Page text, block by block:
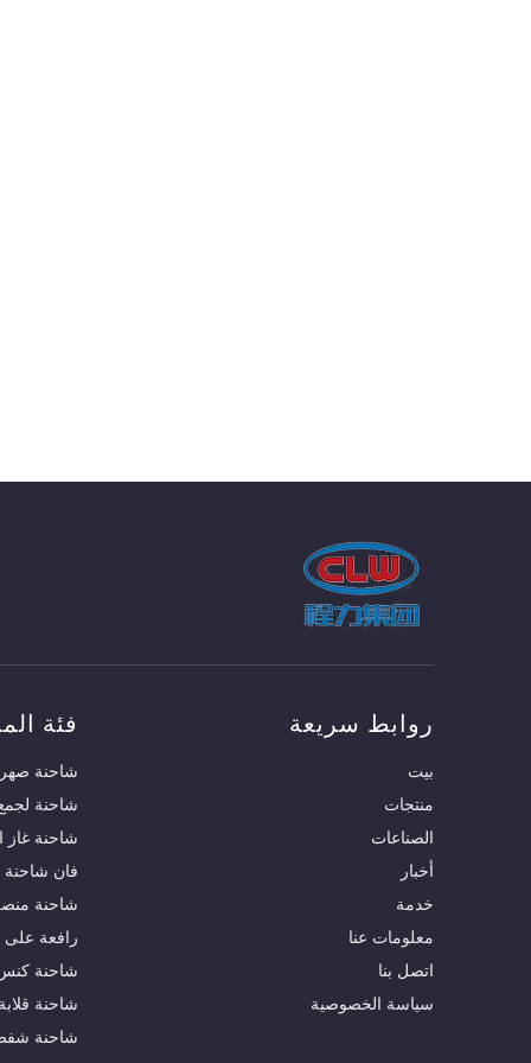
روابط سريعة
بيت
منتجات
الصناعات
أخبار
خدمة
معلومات عنا
اتصل بنا
سياسة الخصوصية
فئة
شاحنة
شاحنة
شاحنة غاز
فان شاحنة
شاحنة
رافعة
شاحنة
شاحنة قلابة
شاحنة